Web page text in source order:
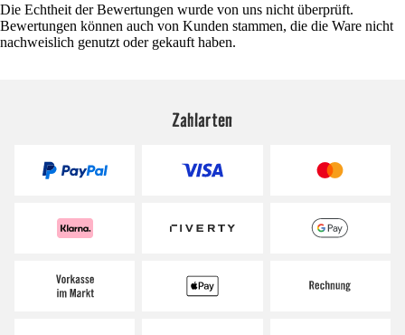
Die Echtheit der Bewertungen wurde von uns nicht überprüft.
Bewertungen können auch von Kunden stammen, die die Ware nicht
nachweislich genutzt oder gekauft haben.
Zahlarten